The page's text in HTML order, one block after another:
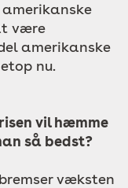
være
amerikanske
nu.
vil hæmme
så bedst?
væksten